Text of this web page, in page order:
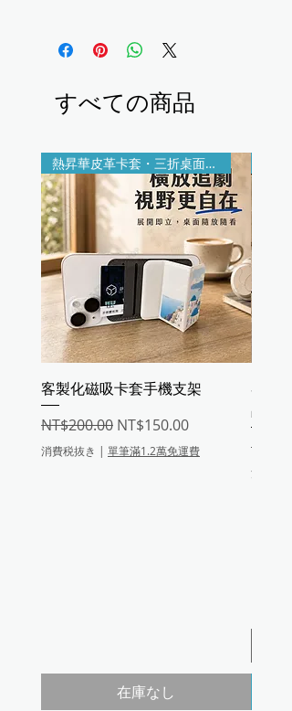
すべての商品
熱昇華皮革卡套・三折桌面支架
客製化磁吸卡套手機支架
通常価格
NT$200.00 セール価格
NT$150.00
消費税抜き | 單筆滿1.2萬免運費
在庫なし
客製
品盤
通常価
消費税抜